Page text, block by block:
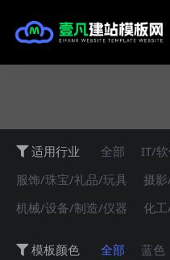
适用行业 全部 IT/
服饰/珠宝/礼品/玩具
摄
机械/设备/制造/仪器
化
模板颜色 全部 蓝色